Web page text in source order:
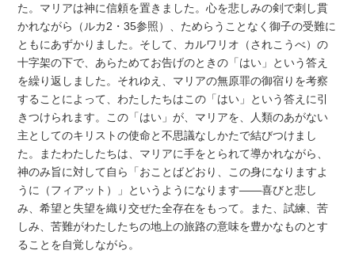
た。マリアは神に信頼を置きました。心を悲しみの剣で刺し貫
かれながら（ルカ2・35参照）、ためらうことなく御子の受難に
ともにあずかりました。そして、カルワリオ（されこうべ）の
十字架の下で、あらためてお告げのときの「はい」という答え
を繰り返しました。それゆえ、マリアの無原罪の御宿りを考察
することによって、わたしたちはこの「はい」という答えに引
きつけられます。この「はい」が、マリアを、人類のあがない
主としてのキリストの使命と不思議なしかたで結びつけまし
た。またわたしたちは、マリアに手をとられて導かれながら、
神のみ旨に対して自ら「おことばどおり、この身になりますよ
うに（フィアット）」というようになります――喜びと悲し
み、希望と失望を織り交ぜた全存在をもって。また、試練、苦
しみ、苦難がわたしたちの地上の旅路の意味を豊かなものとす
ることを自覚しながら。